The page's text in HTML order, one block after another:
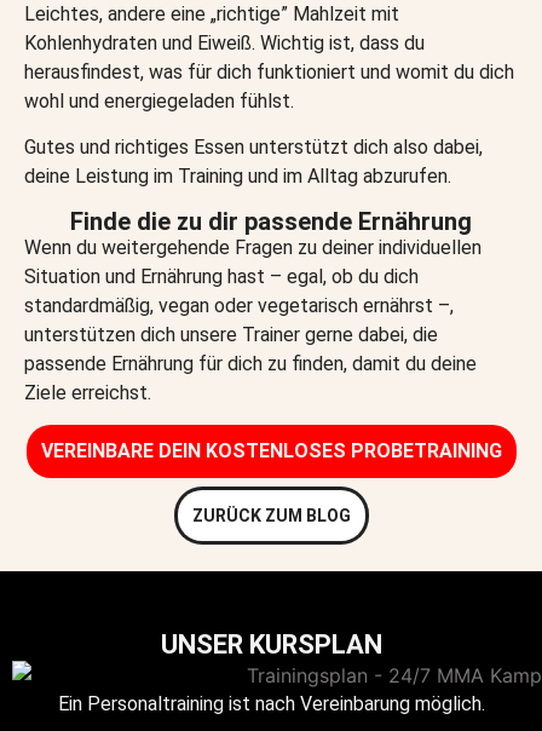
Leichtes, andere eine „richtige” Mahlzeit mit
Kohlenhydraten und Eiweiß. Wichtig ist, dass du
herausfindest, was für dich funktioniert und womit du dich
wohl und energiegeladen fühlst.
Gutes und richtiges Essen unterstützt dich also dabei,
deine Leistung im Training und im Alltag abzurufen.
Finde die zu dir passende Ernährung
Wenn du weitergehende Fragen zu deiner individuellen
Situation und Ernährung hast – egal, ob du dich
standardmäßig, vegan oder vegetarisch ernährst –,
unterstützen dich unsere Trainer gerne dabei, die
passende Ernährung für dich zu finden, damit du deine
Ziele erreichst.
VEREINBARE DEIN KOSTENLOSES PROBETRAINING​
ZURÜCK ZUM BLOG
UNSER KURSPLAN
Ein Personaltraining ist nach Vereinbarung möglich.